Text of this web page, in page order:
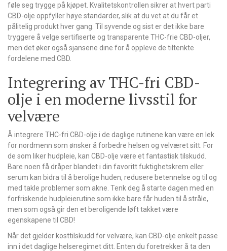
føle seg trygge på kjøpet. Kvalitetskontrollen sikrer at hvert parti
CBD-olje oppfyller høye standarder, slik at du vet at du får et
pålitelig produkt hver gang. Til syvende og sist er det ikke bare
tryggere å velge sertifiserte og transparente THC-frie CBD-oljer,
men det øker også sjansene dine for å oppleve de tiltenkte
fordelene med CBD.
Integrering av THC-fri CBD-
olje i en moderne livsstil for
velvære
Å integrere THC-fri CBD-olje i de daglige rutinene kan være en lek
for nordmenn som ønsker å forbedre helsen og velværet sitt. For
de som liker hudpleie, kan CBD-olje være et fantastisk tilskudd.
Bare noen få dråper blandet i din favoritt fuktighetskrem eller
serum kan bidra til å berolige huden, redusere betennelse og til og
med takle problemer som akne. Tenk deg å starte dagen med en
forfriskende hudpleierutine som ikke bare får huden til å stråle,
men som også gir den et beroligende løft takket være
egenskapene til CBD!
Når det gjelder kosttilskudd for velvære, kan CBD-olje enkelt passe
inn i det daglige helseregimet ditt. Enten du foretrekker å ta den